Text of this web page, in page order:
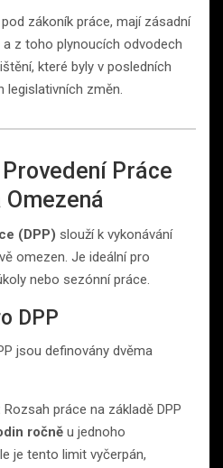
zákoník práce, mají zásadní
z toho plynoucích odvodech
které byly v posledních
legislativních změn.
Provedení Práce
Omezená
(DPP) slouží k vykonávání
omezen. Je ideální pro
nebo sezónní práce.
DPP
jsou definovány dvěma
Rozsah práce na základě DPP
ročně u jednoho
je tento limit vyčerpán,